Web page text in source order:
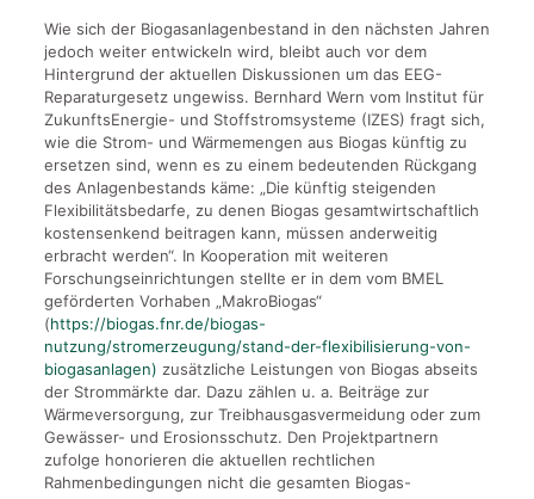
Wie sich der Biogasanlagenbestand in den nächsten Jahren
jedoch weiter entwickeln wird, bleibt auch vor dem
Hintergrund der aktuellen Diskussionen um das EEG-
Reparaturgesetz ungewiss. Bernhard Wern vom Institut für
ZukunftsEnergie- und Stoffstromsysteme (IZES) fragt sich,
wie die Strom- und Wärmemengen aus Biogas künftig zu
ersetzen sind, wenn es zu einem bedeutenden Rückgang
des Anlagenbestands käme: „Die künftig steigenden
Flexibilitätsbedarfe, zu denen Biogas gesamtwirtschaftlich
kostensenkend beitragen kann, müssen anderweitig
erbracht werden“. In Kooperation mit weiteren
Forschungseinrichtungen stellte er in dem vom BMEL
geförderten Vorhaben „MakroBiogas“
(https://biogas.fnr.de/biogas-
nutzung/stromerzeugung/stand-der-flexibilisierung-von-
biogasanlagen) zusätzliche Leistungen von Biogas abseits
der Strommärkte dar. Dazu zählen u. a. Beiträge zur
Wärmeversorgung, zur Treibhausgasvermeidung oder zum
Gewässer- und Erosionsschutz. Den Projektpartnern
zufolge honorieren die aktuellen rechtlichen
Rahmenbedingungen nicht die gesamten Biogas-